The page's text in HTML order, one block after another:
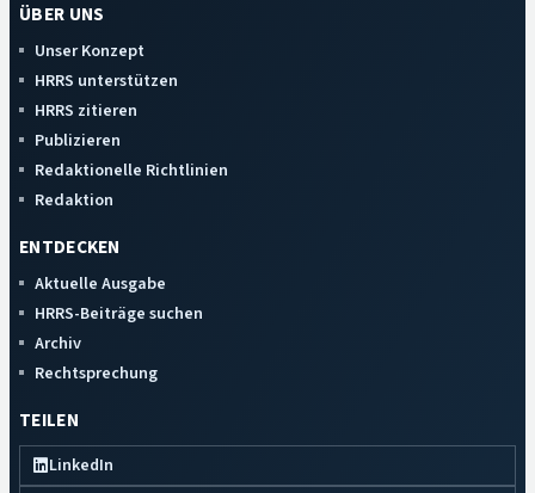
ÜBER UNS
Unser Konzept
HRRS unterstützen
HRRS zitieren
Publizieren
Redaktionelle Richtlinien
Redaktion
ENTDECKEN
Aktuelle Ausgabe
HRRS-Beiträge suchen
Archiv
Rechtsprechung
TEILEN
LinkedIn